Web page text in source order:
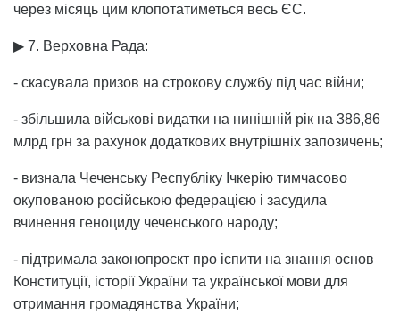
через місяць цим клопотатиметься весь ЄС.
▶ 7. Верховна Рада:
- скасувала призов на строкову службу під час війни;
- збільшила військові видатки на нинішній рік на 386,86
млрд грн за рахунок додаткових внутрішніх запозичень;
- визнала Чеченську Республіку Ічкерію тимчасово
окупованою російською федерацією і засудила
вчинення геноциду чеченського народу;
- підтримала законопроєкт про іспити на знання основ
Конституції, історії України та української мови для
отримання громадянства України;